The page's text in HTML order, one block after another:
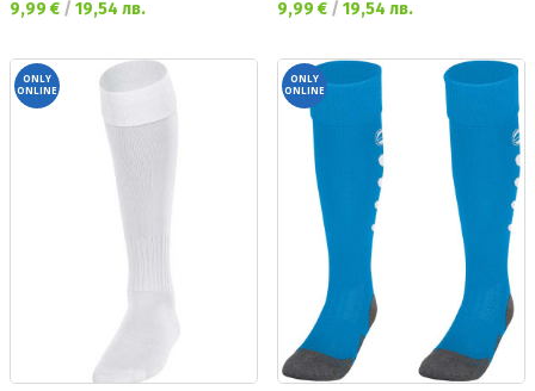
Текуща цена:
9,99 € / 19,54 лв. Текуща цена:
9,99 € / 19,54 лв.
ONLY
ONLINE
ONLY
ONLINE